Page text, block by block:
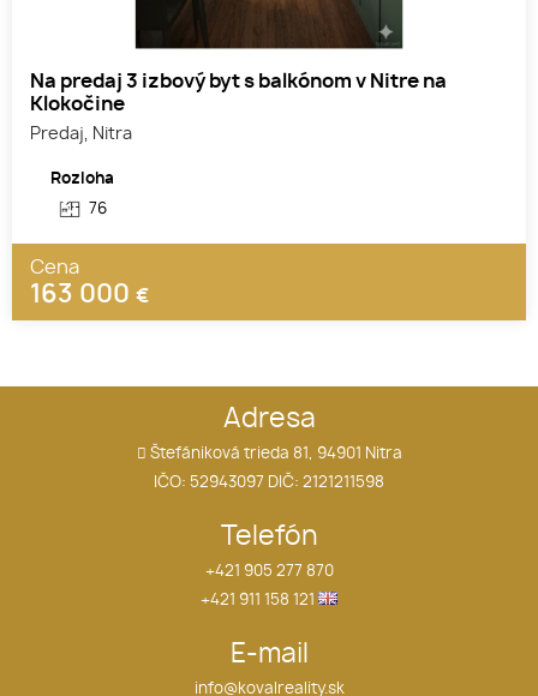
Na predaj 3 izbový byt s balkónom v Nitre na
Klokočine
Predaj, Nitra
Rozloha
76
Cena
163 000 €
Adresa
Štefániková trieda 81, 94901 Nitra
IČO: 52943097 DIČ: 2121211598
Telefón
+421 905 277 870
+421 911 158 121
E-mail
info@kovalreality.sk